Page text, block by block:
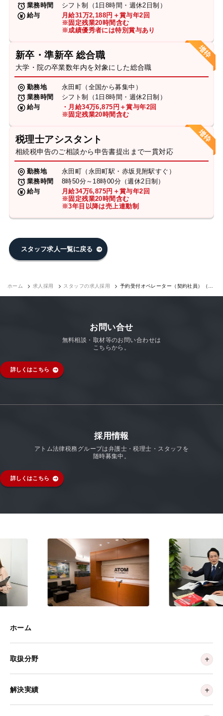
業務時間
シフト制（1日8時間・週休2日制）
給与
月給31万2,188円＋賞与年2回
※固定残業20時間含む
※成績優秀者には特別賞与あり
新卒・準新卒 総合職
大学・院の卒業数年内を対象にした総合職
勤務地
永田町（全国から募集中）
業務時間
シフト制（1日8時間・週休2日制）
給与
・月給34万6,875円＋賞与年2回
※固定残業20時間含む
税理士アシスタント
相続税申告のご相談から申告書提出まで一貫対応
勤務地
永田町（永田町駅・赤坂見附駅すぐ）
業務時間
8時50分～18時00分（週休2日制）
給与
月給34万6,875円＋賞与年2回
※固定残業20時間含む
※3年目以降は売上連動制
スタッフ求人一覧に戻る
ホーム 求人採用 スタッフの求人採用
予約受付オペレーター（契約社員）（永
お問い合せ
無料相談・取材等のお問い合わせは
こちらから。
詳しくはこちら
採用情報
アトム法律税務グループは弁護士・税理士・スタッフを
随時募集中。
詳しくはこちら
ホーム
取扱分野
解決実績